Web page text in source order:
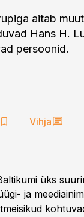
aitab
Hans H.
persoonid.
Vihja
üks
ja